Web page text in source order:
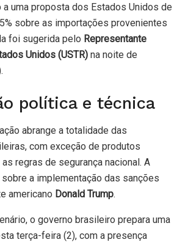
uma proposta dos Estados Unidos de
sobre as importações provenientes
foi sugerida pelo Representante
Unidos (USTR) na noite de
política e técnica
abrange a totalidade das
com exceção de produtos
regras de segurança nacional. A
a implementação das sanções
americano Donald Trump.
o governo brasileiro prepara uma
terça-feira (2), com a presença